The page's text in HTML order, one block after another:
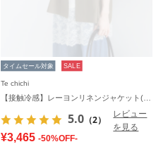
タイムセール対象 SALE
Te chichi
5.0 （2）
レビュー
を見る
¥3,465 -50%OFF-